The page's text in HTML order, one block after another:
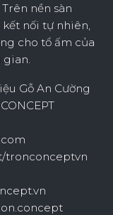
nền sàn
nối tự nhiên,
cho tổ ấm của
Gỗ An Cường
tronconceptvn